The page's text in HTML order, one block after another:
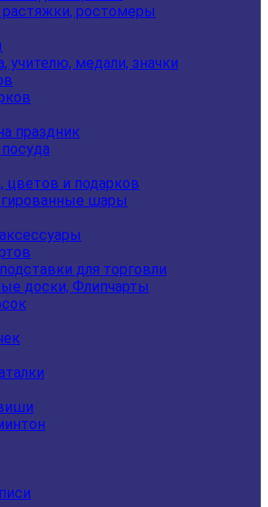
растяжки, ростомеры
медали, значки
праздник
цветов и подарков
шары
для торговли
доски, Флипчарты